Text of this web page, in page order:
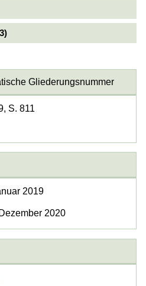
Gliederungsnummer
S. 811
2019
2020